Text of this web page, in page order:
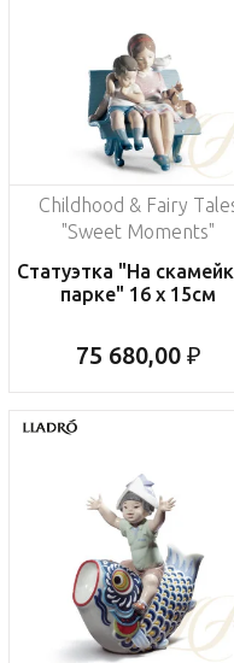
Childhood & Fairy
"Sweet Moments"
Статуэтка "На
парке" 16 x 15см
75 680,00 ₽